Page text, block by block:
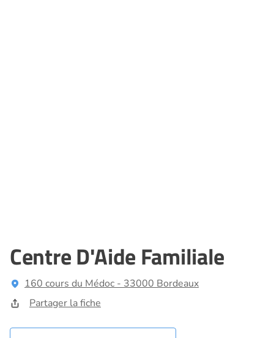
Centre D'Aide Familiale
160 cours du Médoc - 33000 Bordeaux
Partager la fiche